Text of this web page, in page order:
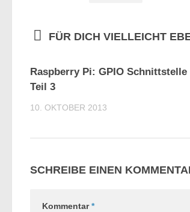
FÜR DICH VIELLEICHT
Raspberry Pi: GPIO Schnittstelle
Teil 3
10. OKTOBER 2013
SCHREIBE EINEN
Kommentar*